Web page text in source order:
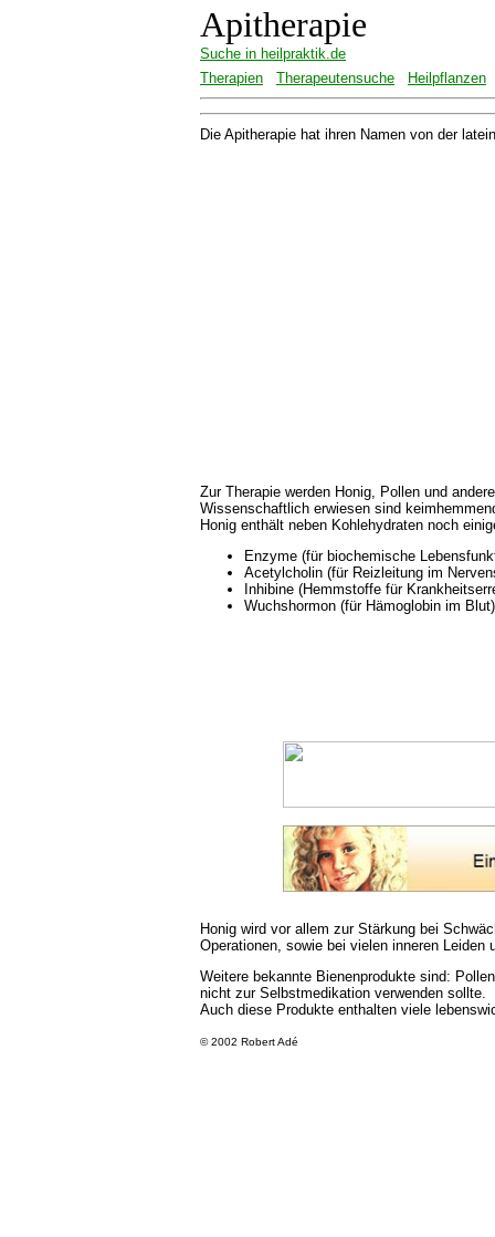
Apitherapie
Suche in heilpraktik.de
Therapien
Therapeutensuche Heilpflanzen
Die Apitherapie hat ihren Namen von der
Zur Therapie werden Honig, Pollen und
Wissenschaftlich erwiesen sind
Honig enthält neben Kohlehydraten noch
Enzyme (für biochemische
Acetylcholin (für Reizleitung im
Inhibine (Hemmstoffe für
Wuchshormon (für Hämoglobin im Blut)
Honig wird vor allem zur Stärkung bei
Operationen, sowie bei vielen inneren
Weitere bekannte Bienenprodukte sind:
nicht zur Selbstmedikation verwenden sollte.
Auch diese Produkte enthalten viele
© 2002 Robert Adé